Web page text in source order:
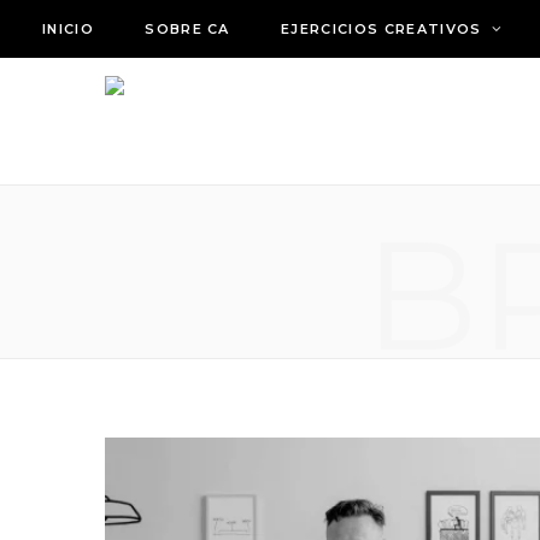
INICIO SOBRE CA EJERCICIOS CREATIVOS